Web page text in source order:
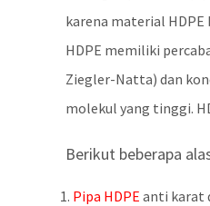
karena material
HDPE memiliki
Ziegler-Natta) dan
molekul yang tinggi.
Berikut beberapa
1. Pipa HDPE anti karat